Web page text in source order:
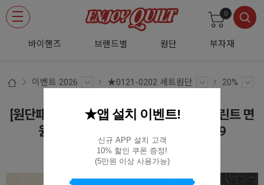
바이핸즈 브랜드별 원단 부자재
0
이벤트 2026 ★0121-0202 세트원단 20%
[원단패키지] 스토프 덴마크 수입 퀼트천 프린트 면
원단17 4종 - 45cmx26cm ESH3819
(D02)ESH3819
★앱 설치 이벤트!
신규 APP 설치 고객
10% 할인 쿠폰 증정!
(5만원 이상 사용가능)